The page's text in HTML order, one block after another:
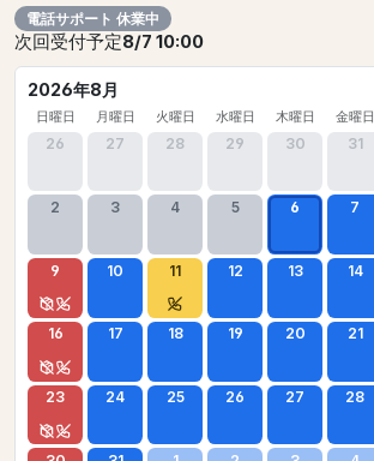
電話サポート 休業中
次回受付予定8/7 10:00
2026年8月
日曜日 月曜日 火曜日 水曜日 木曜日 金曜日
26 27 28 29 30 31
2 3 4 5 6 7
9 10 11 12 13 14
16 17 18 19 20 21
23 24 25 26 27 28